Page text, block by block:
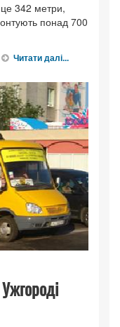
342 метри,
понад 700
Читати далі...